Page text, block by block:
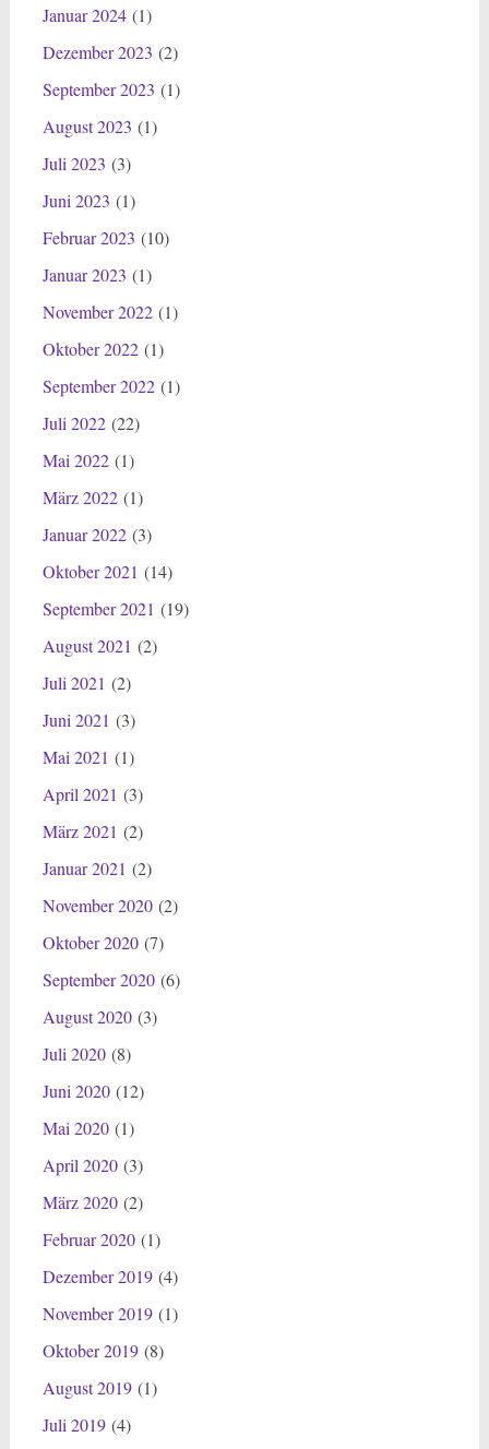
Januar 2024(1)
Dezember 2023 (2)
September 2023 (1)
August 2023 (1)
Juli 2023 (3)
Juni 2023 (1)
Februar 2023 (10)
Januar 2023 (1)
November 2022(1)
Oktober 2022(1)
September 2022(1)
Juli 2022(22)
Mai 2022(1)
März 2022(1)
Januar 2022(3)
Oktober 2021 (14)
September 2021 (19)
August 2021 (2)
Juli 2021 (2)
Juni 2021 (3)
Mai 2021 (1)
April 2021 (3)
März 2021 (2)
Januar 2021 (2)
November 2020(2)
Oktober 2020(7)
September 2020(6)
August 2020(3)
Juli 2020(8)
Juni 2020(12)
Mai 2020(1)
April 2020(3)
März 2020(2)
Februar 2020(1)
Dezember 2019(4)
November 2019(1)
Oktober 2019(8)
August 2019(1)
Juli 2019(4)